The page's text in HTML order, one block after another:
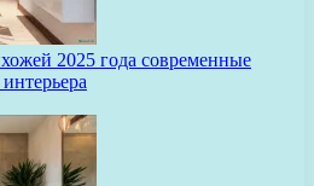
2025 года современные